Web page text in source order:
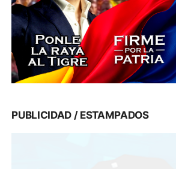
PUBLICIDAD / ESTAMPADOS